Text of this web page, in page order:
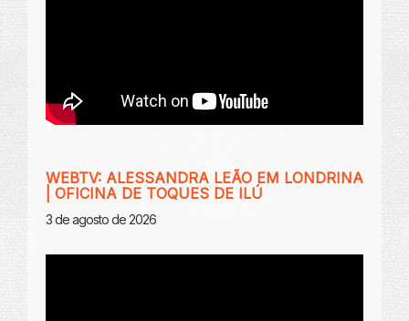
WEBTV: ALESSANDRA LEÃO EM LONDRINA
| OFICINA DE TOQUES DE ILÚ
3 de agosto de 2026